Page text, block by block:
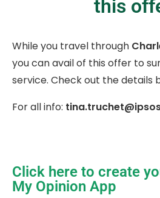
this
While you travel through
you can avail of this offer to
service. Check out the details
For all info:
Click here to create
My Opinion App